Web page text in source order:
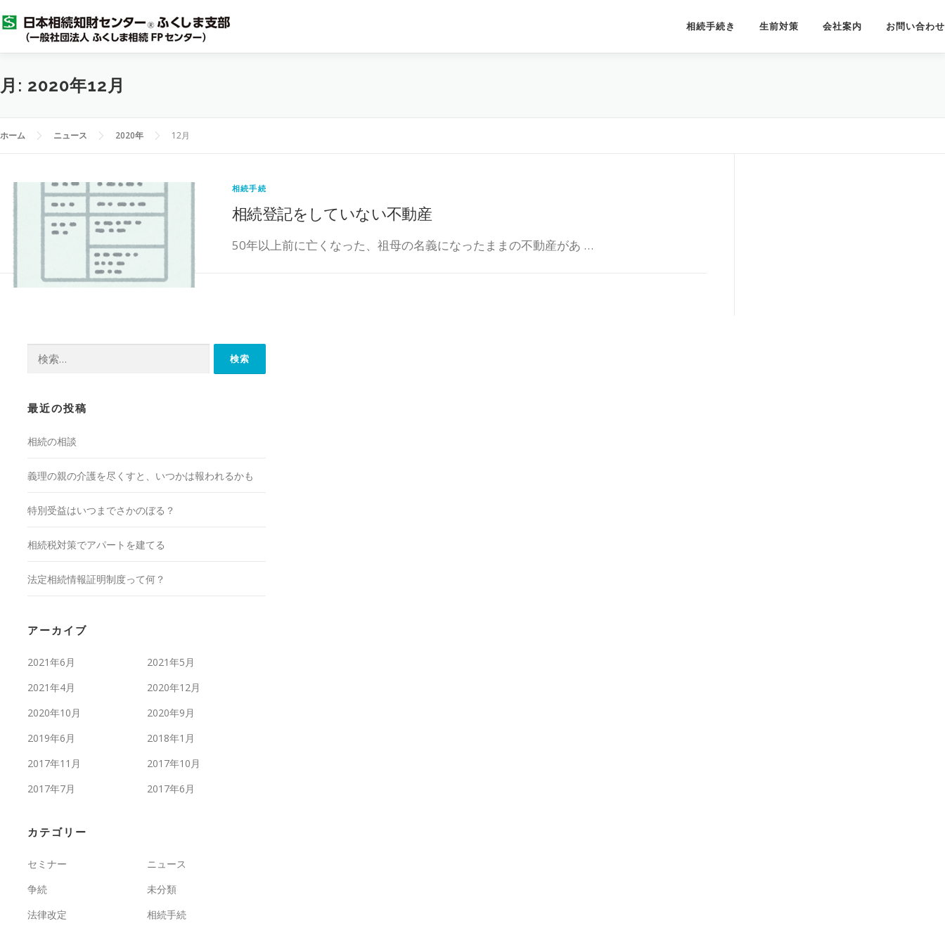
ン
ン
へ
ッ
相続手続き 生前対策 会社案内 お問い合わせ
月: 2020年12月
ホーム ニュース 2020年 12月
相続手続
相続登記をしていない不動産
50年以上前に亡くなった、祖母の名義になったままの不動産があ …
最近の投稿
相続の相談
義理の親の介護を尽くすと、いつかは報われるかも
特別受益はいつまでさかのぼる？
相続税対策でアパートを建てる
法定相続情報証明制度って何？
アーカイブ
2021年6月
2021年5月
2021年4月
2020年12月
2020年10月
2020年9月
2019年6月
2018年1月
2017年11月
2017年10月
2017年7月
2017年6月
カテゴリー
セミナー
ニュース
争続
未分類
法律改定
相続手続